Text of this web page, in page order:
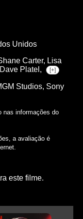
Unidos
Carter, Lisa
Dave Platel, [+]
Studios, Sony
nas informações do
a avaliação é
este filme.